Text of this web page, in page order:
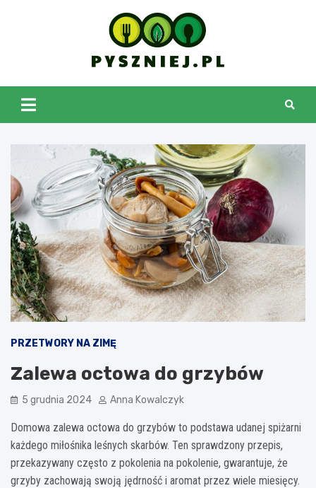
pyszniej.pl
PRZETWORY NA ZIMĘ
Zalewa octowa do grzybów
5 grudnia 2024 Anna Kowalczyk
Domowa zalewa octowa do grzybów to podstawa udanej spiżarni
każdego miłośnika leśnych skarbów. Ten sprawdzony przepis,
przekazywany często z pokolenia na pokolenie, gwarantuje, że
grzyby zachowają swoją jędrność i aromat przez wiele miesięcy.